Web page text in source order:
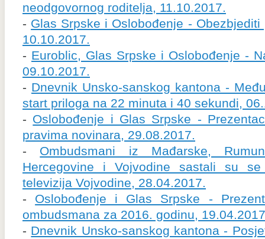
neodgovornog roditelja, 11.10.2017.
- Glas Srpske i Oslobođenje -
10.10.2017.
- Euroblic, Glas Srpske i Oslobođenje -
09.10.2017.
- Dnevnik Unsko-sanskog kantona -
start priloga na 22 minuta i 40 sekundi,
- Oslobođenje i Glas Srpske -
pravima novinara, 29.08.2017.
- Ombudsmani iz Mađarske,
Hercegovine i Vojvodine sastali su
televizija Vojvodine, 28.04.2017.
- Oslobođenje i Glas Srpske -
ombudsmana za 2016. godinu,
- Dnevnik Unsko-sanskog kantona -